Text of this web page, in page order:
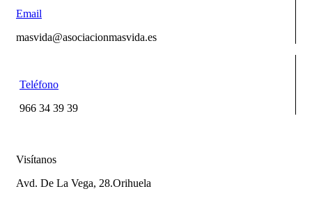
Email
masvida@asociacionmasvida.es
Teléfono
966 34 39 39
Visítanos
Avd. De La Vega, 28.Orihuela